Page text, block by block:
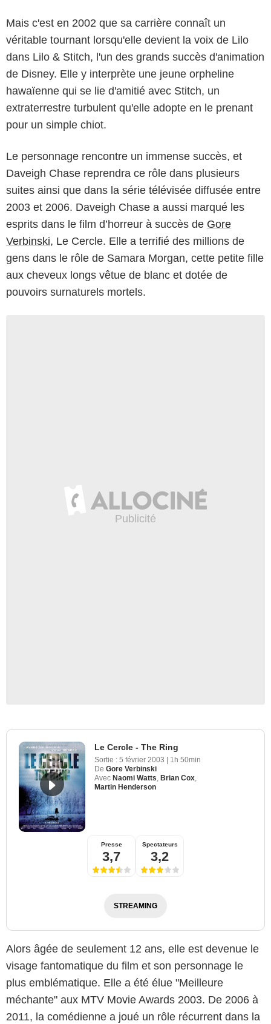
Mais c'est en 2002 que sa carrière connaît un
véritable tournant lorsqu'elle devient la voix de Lilo
dans Lilo & Stitch, l'un des grands succès d'animation
de Disney. Elle y interprète une jeune orpheline
hawaïenne qui se lie d'amitié avec Stitch, un
extraterrestre turbulent qu'elle adopte en le prenant
pour un simple chiot.
Le personnage rencontre un immense succès, et
Daveigh Chase reprendra ce rôle dans plusieurs
suites ainsi que dans la série télévisée diffusée entre
2003 et 2006. Daveigh Chase a aussi marqué les
esprits dans le film d’horreur à succès de Gore
Verbinski, Le Cercle. Elle a terrifié des millions de
gens dans le rôle de Samara Morgan, cette petite fille
aux cheveux longs vêtue de blanc et dotée de
pouvoirs surnaturels mortels.
Le Cercle - The Ring
Sortie : 5 février 2003
1h 50min
De Gore Verbinski
Avec Naomi Watts, Brian Cox,
Martin Henderson
Presse
3,7
Spectateurs
3,2
STREAMING
Alors âgée de seulement 12 ans, elle est devenue le
visage fantomatique du film et son personnage le
plus emblématique. Elle a été élue "Meilleure
méchante" aux MTV Movie Awards 2003. De 2006 à
2011, la comédienne a joué un rôle récurrent dans la